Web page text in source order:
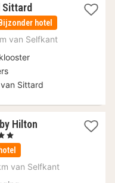
1
nacht
vanaf
109
Bijzonder hotel
van Selfkant
Sittard
Hilton
van Selfkant